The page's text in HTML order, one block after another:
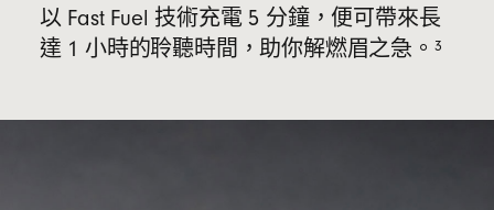
以 Fast Fuel 技術充電 5 分鐘，便可帶來長
達 1 小時的聆聽時間，助你解燃眉之急。 3